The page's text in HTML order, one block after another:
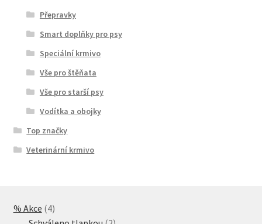
Přepravky
Smart doplňky pro psy
Speciální krmivo
Vše pro štěňata
Vše pro starší psy
Vodítka a obojky
Top značky
Veterinární krmivo
% Akce 44